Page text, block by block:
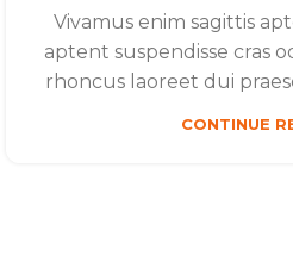
Vivamus enim sagittis
aptent suspendisse cras
rhoncus laoreet dui
CONTINUE